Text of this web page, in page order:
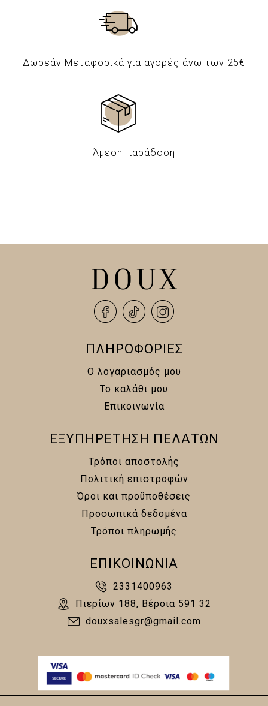
Δωρεάν Μεταφορικά για αγορές άνω των 25€
Άμεση παράδοση
ΠΛΗΡΟΦΟΡΙΕΣ
Ο λογαριασμός μου
Το καλάθι μου
Επικοινωνία
ΕΞΥΠΗΡΕΤΗΣΗ ΠΕΛΑΤΩΝ
Τρόποι αποστολής
Πολιτική επιστροφών
Όροι και προϋποθέσεις
Προσωπικά δεδομένα
Τρόποι πληρωμής
ΕΠΙΚΟΙΝΩΝΙΑ
2331400963
Πιερίων 188, Βέροια 591 32
douxsalesgr@gmail.com